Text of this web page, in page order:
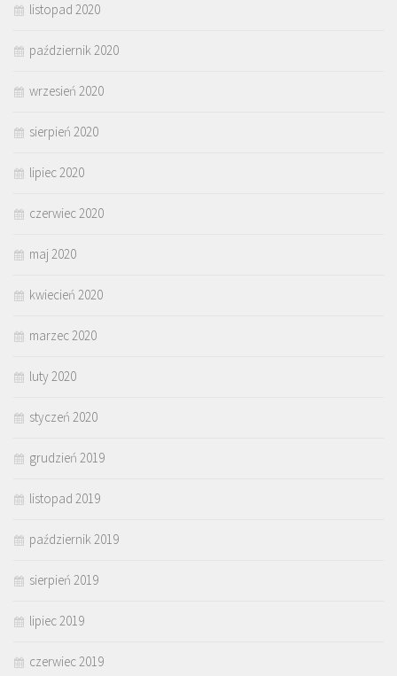
listopad 2020
październik 2020
wrzesień 2020
sierpień 2020
lipiec 2020
czerwiec 2020
maj 2020
kwiecień 2020
marzec 2020
luty 2020
styczeń 2020
grudzień 2019
listopad 2019
październik 2019
sierpień 2019
lipiec 2019
czerwiec 2019